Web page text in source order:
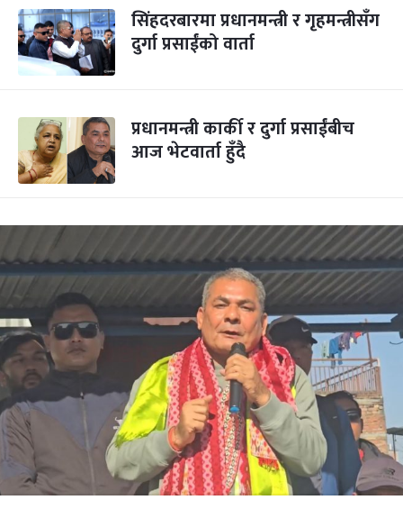
सिंहदरबारमा प्रधानमन्त्री र गृहमन्त्रीसँग
दुर्गा प्रसाईंको वार्ता
प्रधानमन्त्री कार्की र दुर्गा प्रसाईंबीच
आज भेटवार्ता हुँदै